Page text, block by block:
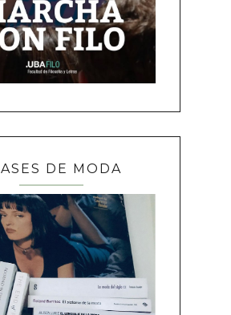
DE MODA